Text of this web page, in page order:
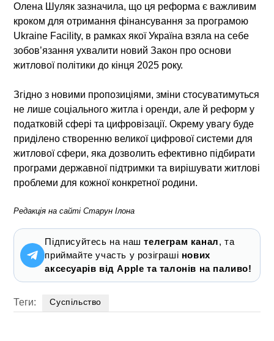
Олена Шуляк зазначила, що ця реформа є важливим
кроком для отримання фінансування за програмою
Ukraine Facility, в рамках якої Україна взяла на себе
зобов’язання ухвалити новий Закон про основи
житлової політики до кінця 2025 року.
Згідно з новими пропозиціями, зміни стосуватимуться
не лише соціального житла і оренди, але й реформ у
податковій сфері та цифровізації. Окрему увагу буде
приділено створенню великої цифрової системи для
житлової сфери, яка дозволить ефективно підбирати
програми державної підтримки та вирішувати житлові
проблеми для кожної конкретної родини.
Редакція на сайті Старун Ілона
Підписуйтесь на наштелеграм канал, та
приймайте участь у розіграші нових
аксесуарів від Apple та талонів на паливо!
Теги: Суспільство